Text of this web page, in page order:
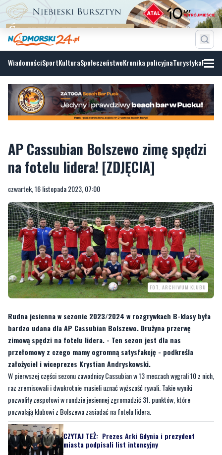
WiadomościSportKulturaSpołeczeństwoKronika policyjnaTurystyka
AP Cassubian Bolszewo zimę spędzi
na fotelu lidera! [ZDJĘCIA]
czwartek, 16 listopada 2023, 07:00
FOT. ARCHIWUM KLUBU
Rudna jesienna w sezonie 2023/2024 w rozgrywkach B-klasy była
bardzo udana dla AP Cassubian Bolszewo. Drużyna przerwę
zimową spędzi na fotelu lidera. - Ten sezon jest dla nas
przełomowy z czego mamy ogromną satysfakcję - podkreśla
założyciel i wiceprezes Krystian Andryskowski.
W pierwszej części sezonu zawodnicy Cassubian w 13 meczach wygrali 10 z nich,
raz zremisowali i dwukrotnie musieli uznać wyższość rywali. Takie wyniki
pozwoliły zespołowi w rundzie jesiennej zgromadzić 31. punktów, które
pozwalają klubowi z Bolszewa zasiadać na fotelu lidera.
CZYTAJ TEŻ: Prezes Arki Gdynia i prezydent
miasta podpisali list intencyjny